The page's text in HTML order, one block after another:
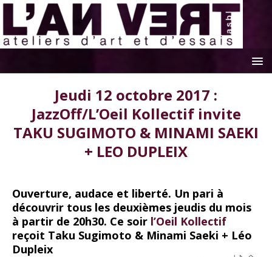
Jeudi 12 octobre 2017 :
JazzOff/L’Oeil Kollectif invite
TAKU SUGIMOTO & MINAMI SAEKI
+ LEO DUPLEIX
Ouverture, audace et liberté. Un pari à
découvrir tous les deuxièmes jeudis du mois
à partir de 20h30. Ce soir l’Oeil Kollectif
reçoit Taku Sugimoto & Minami Saeki + Léo
Dupleix